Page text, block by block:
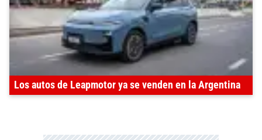
Los autos de Leapmotor ya se venden en la Argentina